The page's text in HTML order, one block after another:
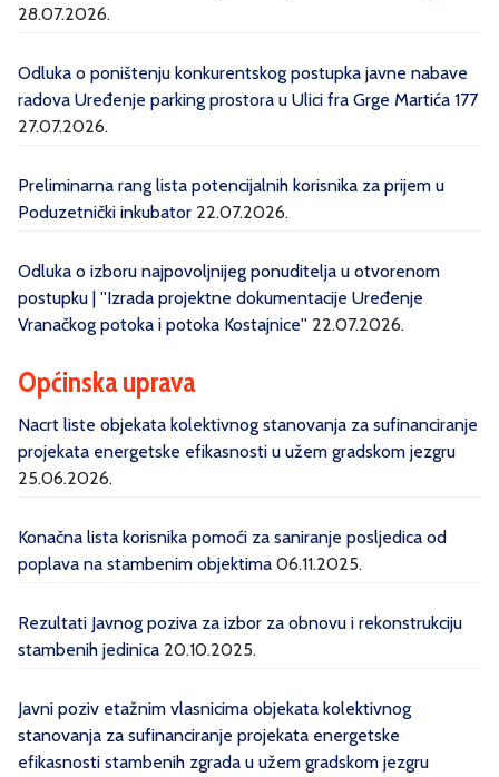
28.07.2026.
Odluka o poništenju konkurentskog postupka javne nabave
radova Uređenje parking prostora u Ulici fra Grge Martića 177
27.07.2026.
Preliminarna rang lista potencijalnih korisnika za prijem u
Poduzetnički inkubator 22.07.2026.
Odluka o izboru najpovoljnijeg ponuditelja u otvorenom
postupku | ''Izrada projektne dokumentacije Uređenje
Vranačkog potoka i potoka Kostajnice'' 22.07.2026.
Općinska uprava
Nacrt liste objekata kolektivnog stanovanja za sufinanciranje
projekata energetske efikasnosti u užem gradskom jezgru
25.06.2026.
Konačna lista korisnika pomoći za saniranje posljedica od
poplava na stambenim objektima 06.11.2025.
Rezultati Javnog poziva za izbor za obnovu i rekonstrukciju
stambenih jedinica 20.10.2025.
Javni poziv etažnim vlasnicima objekata kolektivnog
stanovanja za sufinanciranje projekata energetske
efikasnosti stambenih zgrada u užem gradskom jezgru